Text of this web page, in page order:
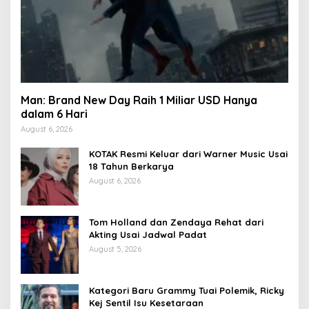
Man: Brand New Day Raih 1 Miliar USD Hanya
dalam 6 Hari
August 6, 2026
KOTAK Resmi Keluar dari Warner Music Usai
18 Tahun Berkarya
August 6, 2026
Tom Holland dan Zendaya Rehat dari
Akting Usai Jadwal Padat
August 5, 2026
Kategori Baru Grammy Tuai Polemik, Ricky
Kej Sentil Isu Kesetaraan